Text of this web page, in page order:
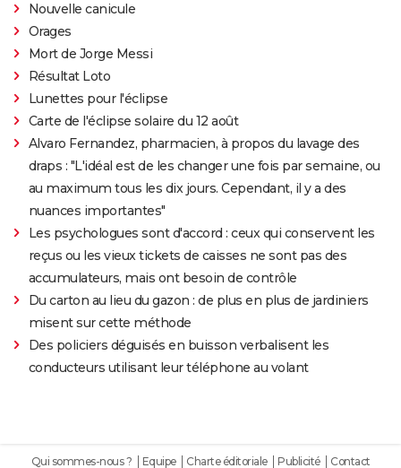
Nouvelle canicule
Orages
Mort de Jorge Messi
Résultat Loto
Lunettes pour l'éclipse
Carte de l'éclipse solaire du 12 août
Alvaro Fernandez, pharmacien, à propos du lavage des
draps : "L'idéal est de les changer une fois par semaine, ou
au maximum tous les dix jours. Cependant, il y a des
nuances importantes"
Les psychologues sont d'accord : ceux qui conservent les
reçus ou les vieux tickets de caisses ne sont pas des
accumulateurs, mais ont besoin de contrôle
Du carton au lieu du gazon : de plus en plus de jardiniers
misent sur cette méthode
Des policiers déguisés en buisson verbalisent les
conducteurs utilisant leur téléphone au volant
Qui sommes-nous ? Equipe Charte éditoriale Publicité Contact